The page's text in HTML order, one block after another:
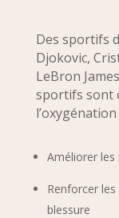
Des sportifs
Djokovic,
LeBron
sportifs sont
Améliorer
Renforcer
blessure